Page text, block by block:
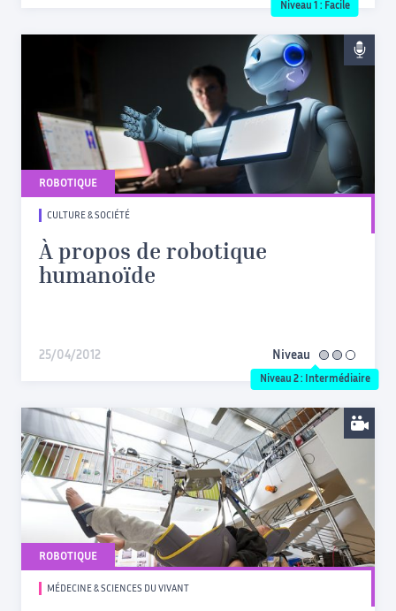
Niveau 1 : Facile
ROBOTIQUE
CULTURE & SOCIÉTÉ
À propos de robotique
humanoïde
25/04/2012 Niveau intermédiaire
Niveau 2 : Intermédiaire
ROBOTIQUE
MÉDECINE & SCIENCES DU VIVANT